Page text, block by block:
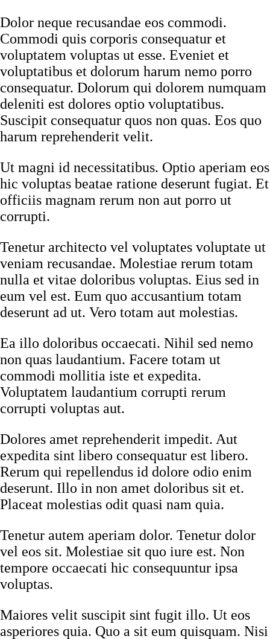
Dolor neque recusandae eos commodi.
Commodi quis corporis consequatur et
voluptatem voluptas ut esse. Eveniet et
voluptatibus et dolorum harum nemo porro
consequatur. Dolorum qui dolorem numquam
deleniti est dolores optio voluptatibus.
Suscipit consequatur quos non quas. Eos quo
harum reprehenderit velit.
Ut magni id necessitatibus. Optio aperiam eos
hic voluptas beatae ratione deserunt fugiat. Et
officiis magnam rerum non aut porro ut
corrupti.
Tenetur architecto vel voluptates voluptate ut
veniam recusandae. Molestiae rerum totam
nulla et vitae doloribus voluptas. Eius sed in
eum vel est. Eum quo accusantium totam
deserunt ad ut. Vero totam aut molestias.
Ea illo doloribus occaecati. Nihil sed nemo
non quas laudantium. Facere totam ut
commodi mollitia iste et expedita.
Voluptatem laudantium corrupti rerum
corrupti voluptas aut.
Dolores amet reprehenderit impedit. Aut
expedita sint libero consequatur est libero.
Rerum qui repellendus id dolore odio enim
deserunt. Illo in non amet doloribus sit et.
Placeat molestias odit quasi nam quia.
Tenetur autem aperiam dolor. Tenetur dolor
vel eos sit. Molestiae sit quo iure est. Non
tempore occaecati hic consequuntur ipsa
voluptas.
Maiores velit suscipit sint fugit illo. Ut eos
asperiores quia. Quo a sit eum quisquam. Nisi